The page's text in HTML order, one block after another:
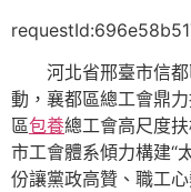
河北省邢臺市信
動，襄都區總工會鼎
區包養總工會高尺度
市工會體系傾力構建“
份讓黨政高贊、職工